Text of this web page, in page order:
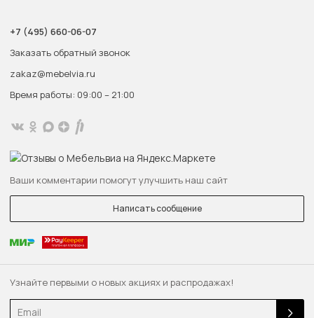
Узнайте первыми о новых акциях и распродажах!
Email
+7 (495) 660-06-07
Заказать обратный звонок
zakaz@mebelvia.ru
Время работы: 09:00 – 21:00
Ваши комментарии помогут улучшить наш сайт
Написать сообщение